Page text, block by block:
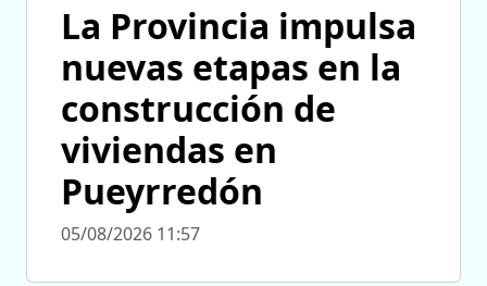
La Provincia impulsa
nuevas etapas en la
construcción de
viviendas en
Pueyrredón
05/08/2026 11:57